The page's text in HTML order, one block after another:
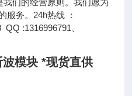
们的经营原则。我们愿为
服务。24h热线 ：
:1316996791、
模块 *现货直供